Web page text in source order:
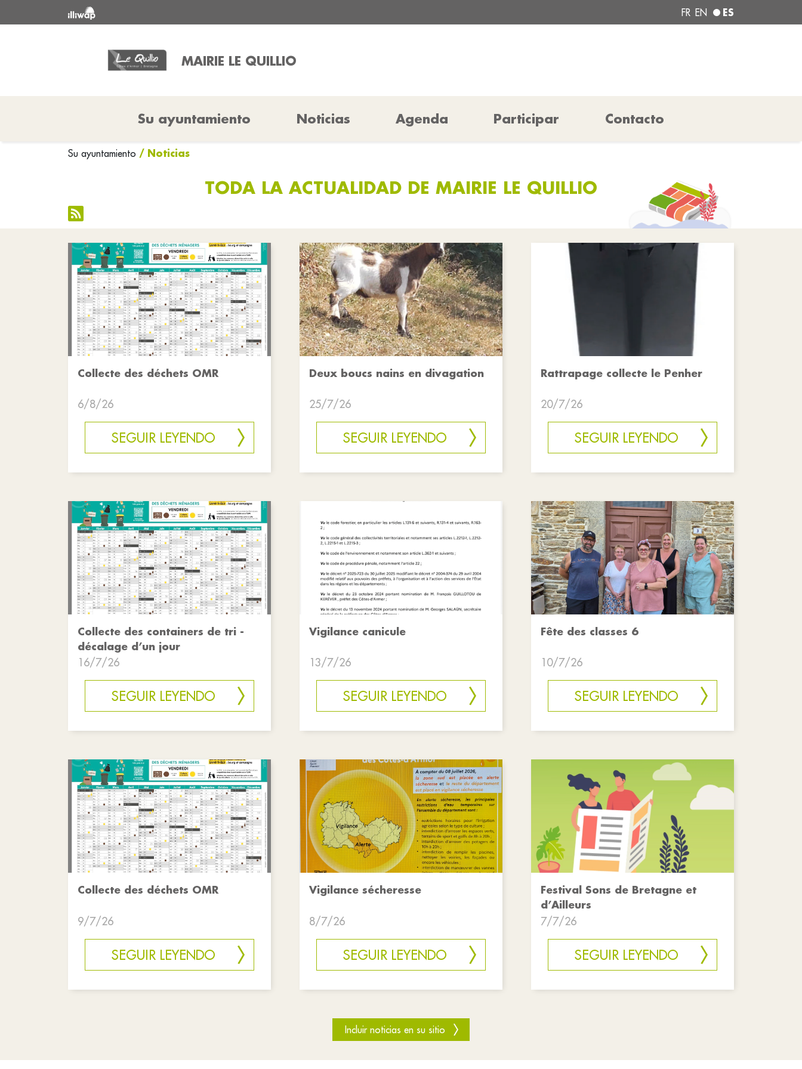
FR EN ES
MAIRIE LE QUILLIO
Su ayuntamiento Noticias Agenda Participar Contacto
Su ayuntamiento / Noticias
TODA LA ACTUALIDAD DE MAIRIE LE QUILLIO
Collecte des déchets OMR
6/8/26
SEGUIR LEYENDO
Deux boucs nains en divagation
25/7/26
SEGUIR LEYENDO
Rattrapage collecte le Penher
20/7/26
SEGUIR LEYENDO
Collecte des containers de tri -
décalage d’un jour
16/7/26
SEGUIR LEYENDO
Vigilance canicule
13/7/26
SEGUIR LEYENDO
Fête des classes 6
10/7/26
SEGUIR LEYENDO
Collecte des déchets OMR
9/7/26
SEGUIR LEYENDO
Vigilance sécheresse
8/7/26
SEGUIR LEYENDO
Festival Sons de Bretagne et
d’Ailleurs
7/7/26
SEGUIR LEYENDO
Incluir noticias en su sitio